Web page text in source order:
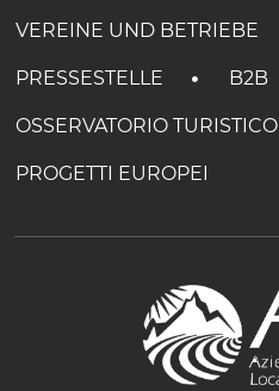
VEREINE UND BETRIEBE
PRESSESTELLE B2B
OSSERVATORIO TURISTICO
PROGETTI EUROPEI